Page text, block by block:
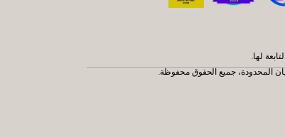
المحدودة، جميع الحقوق محفوظة.